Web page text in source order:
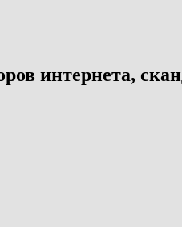
интернета,